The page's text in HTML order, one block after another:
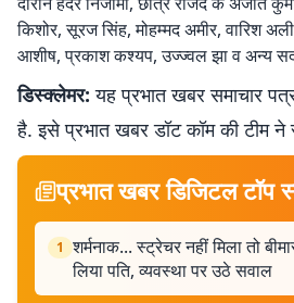
किशोर, सूरज सिंह, मोहम्मद अमीर, वारिश
आशीष, प्रकाश कश्यप, उज्ज्वल झा व अन्य
डिस्क्लेमर: यह प्रभात खबर समाचार
है. इसे प्रभात खबर डॉट कॉम की टीम ने
प्रभात खबर डिजिटल टॉप
1 शर्मनाक... स्ट्रेचर नहीं मिला तो
लिया पति, व्यवस्था पर उठे सवाल